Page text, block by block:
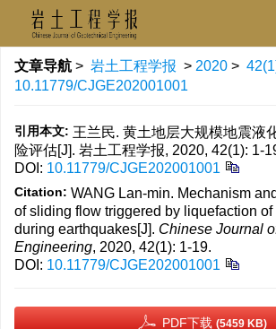
文章导航 > 岩土工程学报 > 2020 >
10.11779/CJGE202001001
引用本文: 王兰民. 黄土地层大规模地震液
险评估[J]. 岩土工程学报, 2020, 42(1): 1-
DOI: 10.11779/CJGE202001001
Citation: WANG Lan-min. Mechanism
of sliding flow triggered by liquefaction
during earthquakes[J]. Chinese Journal
Engineering, 2020, 42(1): 1-19.
DOI: 10.11779/CJGE202001001
PDF下载 (5459 KB)